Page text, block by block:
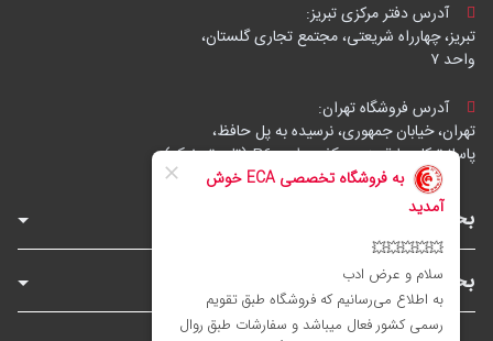
آدرس دفتر مرکزی تبریز:
تبریز، چهارراه شریعتی، مجتمع تجاری گلستان،
واحد ۷
آدرس فروشگاه تهران:
تهران، خیابان جمهوری، نرسیده به پل حافظ،
پاساژ توکل، طبقه زیرهمکف، واحد B6 (تاپ ترونیک)
بخش‌های فروشگاه
بخش‌های سایت